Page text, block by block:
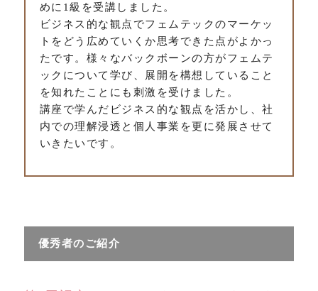
めに1級を受講しました。
ビジネス的な観点でフェムテックのマーケッ
トをどう広めていくか思考できた点がよかっ
たです。様々なバックボーンの方がフェムテ
ックについて学び、展開を構想していること
を知れたことにも刺激を受けました。
講座で学んだビジネス的な観点を活かし、社
内での理解浸透と個人事業を更に発展させて
いきたいです。
優秀者のご紹介